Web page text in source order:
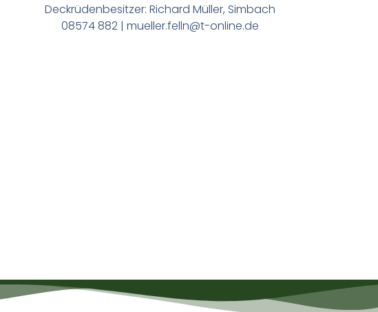
Deckrüdenbesitzer: Richard Müller, Simbach
08574 882 | mueller.felln@t-online.de